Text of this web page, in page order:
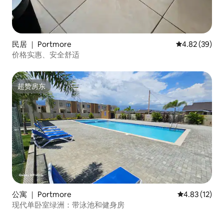
民居 ｜ Portmore 平均评分
4.82 (39)
价格实惠、安全舒适
超赞房东
超赞房东
公寓 ｜ Portmore 平均评分
4.83 (12)
现代单卧室绿洲：带泳池和健身房